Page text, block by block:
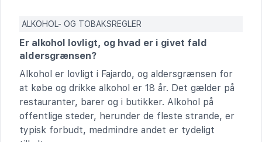
ALKOHOL- OG TOBAKSREGLER
Er alkohol lovligt, og hvad er i givet fald
aldersgrænsen?
Alkohol er lovligt i Fajardo, og aldersgrænsen for
at købe og drikke alkohol er 18 år. Det gælder på
restauranter, barer og i butikker. Alkohol på
offentlige steder, herunder de fleste strande, er
typisk forbudt, medmindre andet er tydeligt